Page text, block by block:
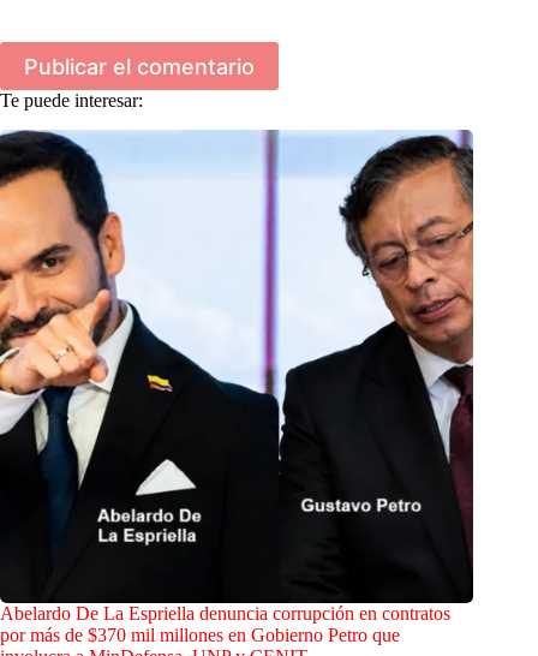
Publicar el comentario
Te puede interesar:
Abelardo De La Espriella denuncia corrupción en contratos
por más de $370 mil millones en Gobierno Petro que